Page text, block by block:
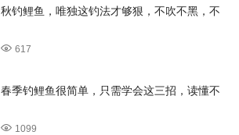
秋钓鲤鱼，唯独这钓法才够狠，不吹不黑，不
617
春季钓鲤鱼很简单，只需学会这三招，读懂不
1099